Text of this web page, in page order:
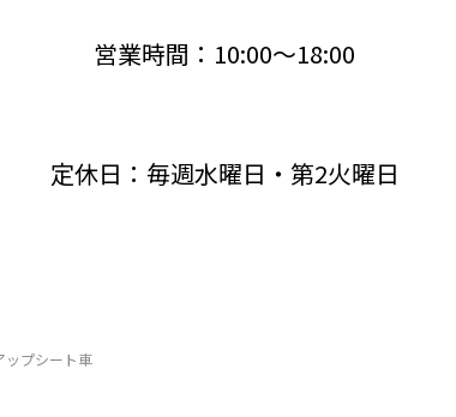
営業時間：10:00〜18:00
定休日：毎週水曜日・第2火曜日
ップシート車